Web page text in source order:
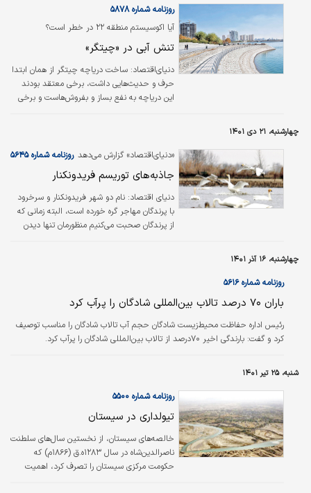
مقایسه با سال گذشته میزان و تعداد پرندگان
مهاجری که به تالاب بیشه‌دالان آمده‌اند کاهش
یافته است. وی افزود: اکنون گونه‌‌‌‌‌‌هایی از قبیل
انواع غاز وحشی، لک لک، انواع کیشیم، انواع
حواصیل و اگرت، انواع درنا، قوها، خروس کولی و
پرندگان شکاری در تالاب…
آیا اکوسیستم منطقه ۲۲ در خطر است؟
روزنامه شماره ۵۸۷۸
تنش آبی در «چیتگر»
دنیای‌اقتصاد: ساخت دریاچه چیتگر از همان ابتدا
حرف‌‌‌ و حدیث‌‌‌هایی داشت، برخی معتقد بودند
این دریاچه به نفع بساز و بفروش‌هاست و برخی
بگذارد اما با همه اینها بالاخره رویای دریاچه‌‌‌دار
مبنی بر خشک شدن دریاچه، حق‌آبه‌‌‌ای از رودخانه
کن برای تامین آب این دریاچه با سازمان آبفا
منعقد کردند.
چهارشنبه، ۲۱ دی ۱۴۰۱
«دنیای‏‌اقتصاد» گزارش می‌دهد روزنامه شماره ۵۶۴۵
جاذبه‌های توریسم فریدونکنار
دنياي اقتصاد: نام دو شهر فریدونکنار و سرخرود
با پرندگان مهاجر گره خورده است‌‌، البته زمانی که
از پرندگان صحبت می‌کنیم منظورمان تنها دیدن
همراه است. البته با وجود این شکار و بازار بزرگ
آن، همچنان فریدونکنار و سرخرود گزینه‌‌ای جذاب
برای یک سفر متفاوت به شمال محسوب می‌شوند.
چهارشنبه، ۱۶ آذر ۱۴۰۱
روزنامه شماره ۵۶۱۶
باران ۷۰ درصد تالاب بین‌المللی شادگان را پر‌آب کرد
رئیس اداره حفاظت محیط‌‌زیست شادگان حجم آب تالاب شادگان را مناسب توصیف
کرد و گفت: بارندگی اخیر ۷۰درصد از تالاب بین‌المللی شادگان را پر‌آب کرد.
شنبه، ۲۵ تیر ۱۴۰۱
روزنامه شماره ۵۵۰۰
تیولداری در سیستان
خالصه‌‌‌های سیستان، از نخستین سال‌های سلطنت
ناصرالدین‌‌‌شاه در سال ۱۲۸۳ه.ق (۱۸۶۶م) که
حکومت مرکزی سیستان را تصرف کرد، اهمیت